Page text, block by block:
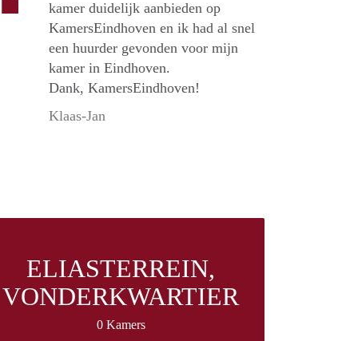
kamer duidelijk aanbieden op
KamersEindhoven en ik had al snel
een huurder gevonden voor mijn
kamer in Eindhoven.
Dank, KamersEindhoven!
Klaas-Jan
ELIASTERREIN,
VONDERKWARTIER
0 Kamers